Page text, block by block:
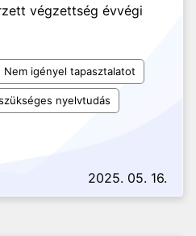
végzettség évvégi
Nem igényel tapasztalatot
nyelvtudás
2025. 05. 16.